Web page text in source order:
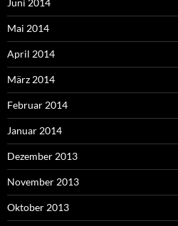
Juni 2014
Mai 2014
April 2014
März 2014
Februar 2014
Januar 2014
Dezember 2013
November 2013
Oktober 2013